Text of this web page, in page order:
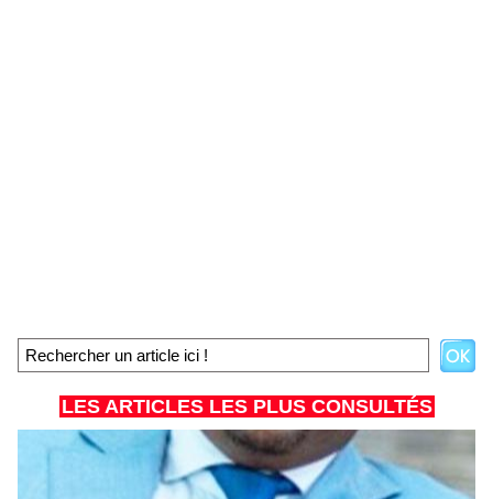
LES ARTICLES LES PLUS CONSULTÉS